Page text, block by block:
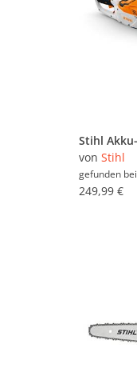
von Stihl
gefunden bei
249,99 €